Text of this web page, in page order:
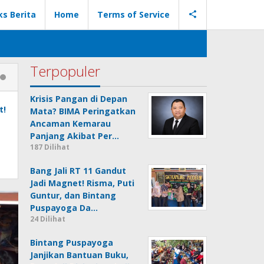
Berita Home Terms of Service
Terpopuler
Krisis Pangan di Depan
Mata? BIMA Peringatkan
Ancaman Kemarau
Panjang Akibat Per…
187 Dilihat
Bang Jali RT 11 Gandut
Jadi Magnet! Risma, Puti
Guntur, dan Bintang
Puspayoga Da…
24 Dilihat
Bintang Puspayoga
Janjikan Bantuan Buku,